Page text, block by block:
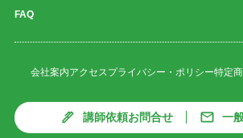
FAQ
会社案内アクセス プライバシー・ポリシー特定
講師依頼お問合せ 一